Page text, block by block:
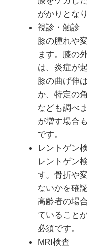
がかりとなり
視診・触診
膝の腫れや
ます。膝の
は、炎症が
膝の曲げ伸
か、特定の
なども調べ
が増す場合
です。
レントゲン
レントゲン
す。骨折や
ないかを確
高齢者の場
ていること
必須です。
MRI検査